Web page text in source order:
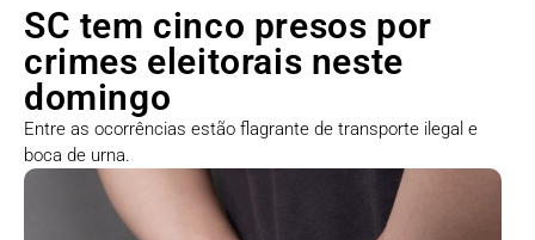
SC tem cinco presos por
crimes eleitorais neste
domingo
Entre as ocorrências estão flagrante de transporte ilegal e
boca de urna.